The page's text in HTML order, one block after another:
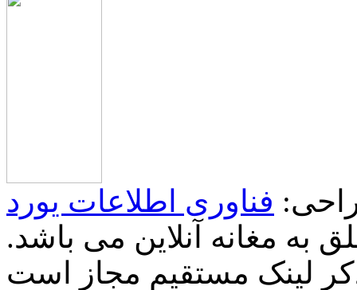
فناوری اطلاعات یورد
به مغانه آنلاین می باشد.